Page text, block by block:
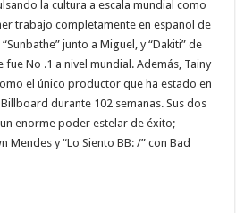
la cultura a escala mundial como
trabajo completamente en español de
junto a Miguel, y “Dakiti” de
fue No .1 a nivel mundial. Además, Tainy
el único productor que ha estado en
durante 102 semanas. Sus dos
enorme poder estelar de éxito;
Mendes y “Lo Siento BB: /” con Bad